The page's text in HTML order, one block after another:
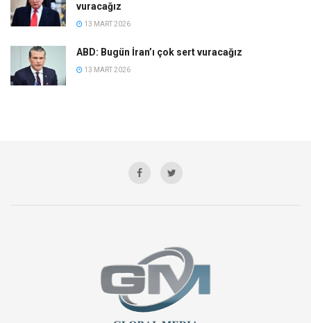
vuracağız
13 MART 2026
ABD: Bugün İran’ı çok sert vuracağız
13 MART 2026